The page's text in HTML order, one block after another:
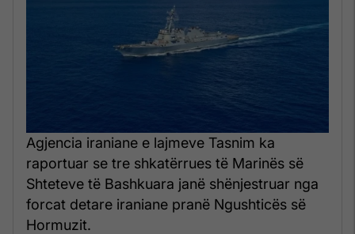
Agjencia iraniane e lajmeve Tasnim ka
raportuar se tre shkatërrues të Marinës së
Shteteve të Bashkuara janë shënjestruar nga
forcat detare iraniane pranë Ngushticës së
Hormuzit.